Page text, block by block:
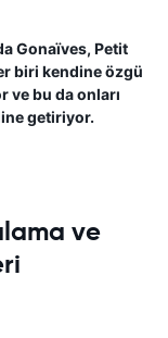
Gonaïves, Petit
biri kendine özgü
ve bu da onları
getiriyor.
ve